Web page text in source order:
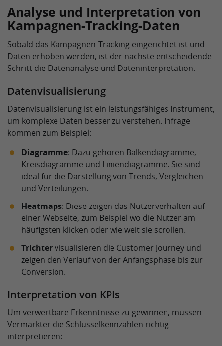
Analyse und Interpretation von
Kampagnen-Tracking-Daten
Sobald das Kampagnen-Tracking eingerichtet ist und
Daten erhoben werden, ist der nächste entscheidende
Schritt die Datenanalyse und Dateninterpretation.
Datenvisualisierung
Datenvisualisierung ist ein leistungsfähiges Instrument,
um komplexe Daten besser zu verstehen. Infrage
kommen zum Beispiel:
Diagramme: Dazu gehören Balkendiagramme,
Kreisdiagramme und Liniendiagramme. Sie sind
ideal für die Darstellung von Trends, Vergleichen
und Verteilungen.
Heatmaps: Diese zeigen das Nutzerverhalten auf
einer Webseite, zum Beispiel wo die Nutzer am
häufigsten klicken oder wie weit sie scrollen.
Trichtervisualisieren die Customer Journey und
zeigen den Verlauf von der Anfangsphase bis zur
Conversion.
Interpretation von KPIs
Um verwertbare Erkenntnisse zu gewinnen, müssen
Vermarkter die Schlüsselkennzahlen richtig
interpretieren: